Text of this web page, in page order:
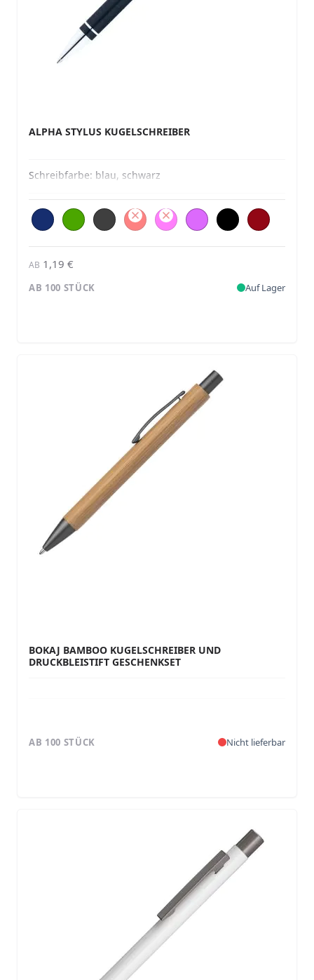
ALPHA STYLUS KUGELSCHREIBER
Schreibfarbe: blau, schwarz
AB 1,19 €
AB 100 STÜCK Auf Lager
BOKAJ BAMBOO KUGELSCHREIBER UND
DRUCKBLEISTIFT GESCHENKSET
AB 100 STÜCK Nicht lieferbar